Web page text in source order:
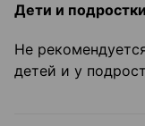
Дети и подростки
Не
детей и у